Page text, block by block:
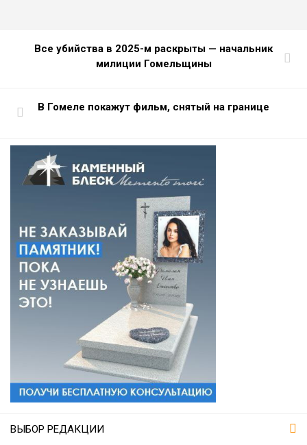
Все убийства в 2025-м раскрыты — начальник
милиции Гомельщины
В Гомеле покажут фильм, снятый на границе
ВЫБОР РЕДАКЦИИ